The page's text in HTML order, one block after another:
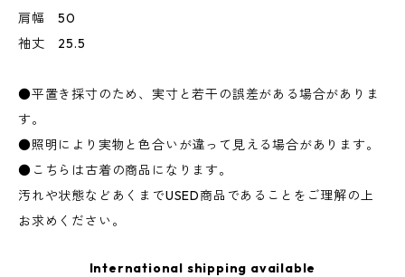
肩幅 50
袖丈 25.5
●平置き採寸のため、実寸と若干の誤差がある場合がありま
す。
●照明により実物と色合いが違って見える場合があります。
●こちらは古着の商品になります。
汚れや状態などあくまでUSED商品であることをご理解の上
お求めください。
International shipping available